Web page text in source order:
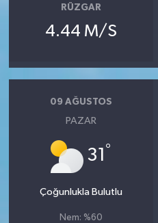
RÜZGAR
4.44 M/S
09 AĞUSTOS
PAZAR
31 °
Çoğunlukla Bulutlu
Nem: %60